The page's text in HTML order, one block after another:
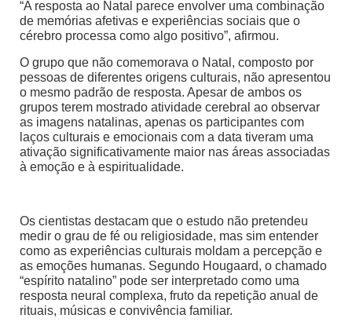
“A resposta ao Natal parece envolver uma combinação
de memórias afetivas e experiências sociais que o
cérebro processa como algo positivo”, afirmou.
O grupo que não comemorava o Natal, composto por
pessoas de diferentes origens culturais, não apresentou
o mesmo padrão de resposta. Apesar de ambos os
grupos terem mostrado atividade cerebral ao observar
as imagens natalinas, apenas os participantes com
laços culturais e emocionais com a data tiveram uma
ativação significativamente maior nas áreas associadas
à emoção e à espiritualidade.
Os cientistas destacam que o estudo não pretendeu
medir o grau de fé ou religiosidade, mas sim entender
como as experiências culturais moldam a percepção e
as emoções humanas. Segundo Hougaard, o chamado
“espírito natalino” pode ser interpretado como uma
resposta neural complexa, fruto da repetição anual de
rituais, músicas e convivência familiar.